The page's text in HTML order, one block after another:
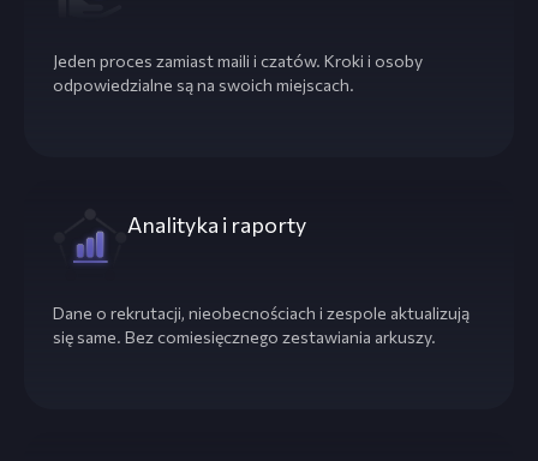
Jeden proces zamiast maili i czatów. Kroki i osoby
odpowiedzialne są na swoich miejscach.
Analityka i raporty
Dane o rekrutacji, nieobecnościach i zespole aktualizują
się same. Bez comiesięcznego zestawiania arkuszy.